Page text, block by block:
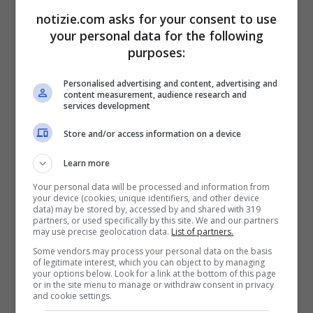
dispositivi specifici, per questo sono stati
realizzati modelli di intervento distinti a
competenza su cui lavorare .Le tipologie di
robot utilizzate nella RAAT
a seconda degli obiettivi terapeutici e
delle tecnologie impiegate: nella
tipologiai robot hannosembianze umane
con testa, mani, gambe, occhi, naso,
bocca. L’obiettivo è quello di replicare il
più possibile le fattezze umane e creare
così interazioni il più possibile simili.
notizie.com asks for your consent to use
your personal data for the following
purposes:
Personalised advertising and content, advertising and
content measurement, audience research and
services development
Store and/or access information on a device
Learn more
Your personal data will be processed and information from
your device (cookies, unique identifiers, and other device
data) may be stored by, accessed by and shared with 319
partners, or used specifically by this site. We and our partners
may use precise geolocation data. List of partners.
Some vendors may process your personal data on the basis
of legitimate interest, which you can object to by managing
your options below. Look for a link at the bottom of this page
or in the site menu to manage or withdraw consent in privacy
and cookie settings.